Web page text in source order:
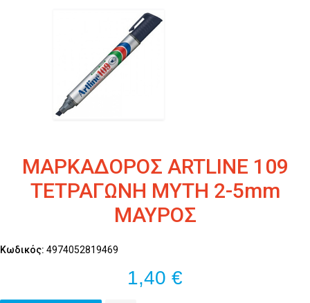
ΜΑΡΚΑΔΟΡΟΣ ARTLINE 109
ΤΕΤΡΑΓΩΝΗ ΜΥΤΗ 2-5mm
ΜΑΥΡΟΣ
Κωδικός: 4974052819469
1,40 €